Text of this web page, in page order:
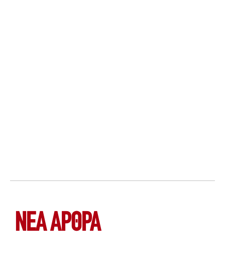
ΝΕΑ ΆΡΘΡΑ